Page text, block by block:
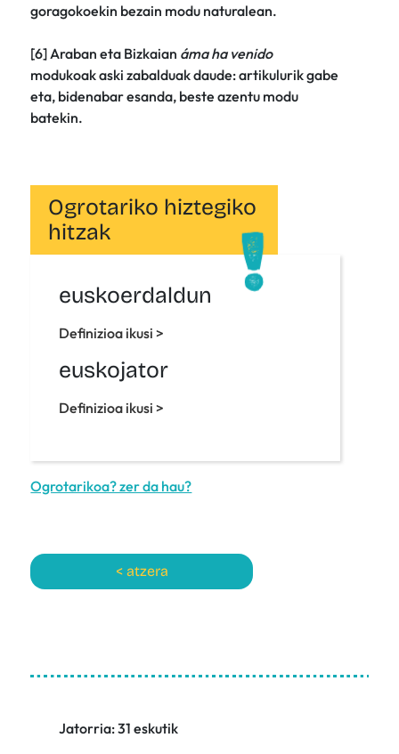
goragokoekin bezain modu naturalean.
[6] Araban eta Bizkaian áma ha venido
modukoak aski zabalduak daude: artikulurik gabe
eta, bidenabar esanda, beste azentu modu
batekin.
Ogrotariko hiztegiko
hitzak
euskoerdaldun
Definizioa ikusi >
euskojator
Definizioa ikusi >
Ogrotarikoa? zer da hau?
< atzera
Jatorria: 31 eskutik